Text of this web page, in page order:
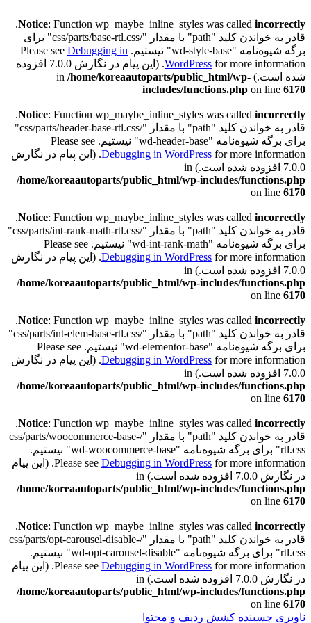
Notice: Function wp_maybe_inline_styles was called incorrectly
.
قادر به خواندن کلید "path" با مقدار "/css/parts/base-rtl.css" برای
برگه شیوه‌نامه "wd-style-base" نیستیم. Please see
Debugging in
WordPress
for more information. (این پیام در نگارش 7.0.0 افزوده
شده است.) in /home/koreaautoparts/public_html/wp-
includes/functions.php on line 6170
Notice: Function wp_maybe_inline_styles was called incorrectly
.
قادر به خواندن کلید "path" با مقدار "/css/parts/header-base-rtl.css"
برای برگه شیوه‌نامه "wd-header-base" نیستیم. Please see
Debugging in WordPressfor more information. (این پیام در نگارش
7.0.0 افزوده شده است.) in
/home/koreaautoparts/public_html/wp-includes/functions.php
on line 6170
Notice: Function wp_maybe_inline_styles was called incorrectly
.
قادر به خواندن کلید "path" با مقدار "/css/parts/int-rank-math-rtl.css"
برای برگه شیوه‌نامه "wd-int-rank-math" نیستیم. Please see
Debugging in WordPressfor more information. (این پیام در نگارش
7.0.0 افزوده شده است.) in
/home/koreaautoparts/public_html/wp-includes/functions.php
on line 6170
Notice: Function wp_maybe_inline_styles was called incorrectly
.
قادر به خواندن کلید "path" با مقدار "/css/parts/int-elem-base-rtl.css"
برای برگه شیوه‌نامه "wd-elementor-base" نیستیم. Please see
Debugging in WordPressfor more information. (این پیام در نگارش
7.0.0 افزوده شده است.) in
/home/koreaautoparts/public_html/wp-includes/functions.php
on line 6170
Notice: Function wp_maybe_inline_styles was called incorrectly
.
قادر به خواندن کلید "path" با مقدار "/css/parts/woocommerce-base-
rtl.css" برای برگه شیوه‌نامه "wd-woocommerce-base" نیستیم.
Please see Debugging in WordPress
for more information. (این پیام
در نگارش 7.0.0 افزوده شده است.) in
/home/koreaautoparts/public_html/wp-includes/functions.php
on line 6170
Notice: Function wp_maybe_inline_styles was called incorrectly
.
قادر به خواندن کلید "path" با مقدار "/css/parts/opt-carousel-disable-
rtl.css" برای برگه شیوه‌نامه "wd-opt-carousel-disable" نیستیم.
Please see Debugging in WordPress
for more information. (این پیام
در نگارش 7.0.0 افزوده شده است.) in
/home/koreaautoparts/public_html/wp-includes/functions.php
on line 6170
ناوبری چسبنده کشش ردیف و محتوا